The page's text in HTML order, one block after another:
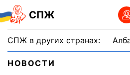
СПЖ
СПЖ в других странах:
НОВОСТИ